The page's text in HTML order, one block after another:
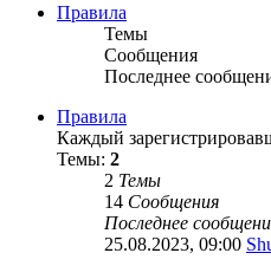
Правила
Темы
Сообщения
Последнее
Правила
Каждый
Темы: 2
2 Темы
14 Сообщения
Последнее
25.08.2023, 09:00